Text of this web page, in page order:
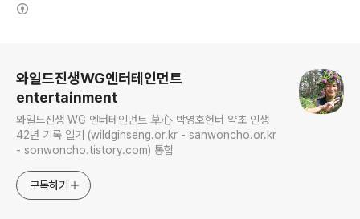
와일드진생WG엔터테인먼트
entertainment
와일드진생 WG 엔터테인먼트 草心 박영호헌터 약초 인생
42년 기록 일기 (wildginseng.or.kr - sanwoncho.or.kr
- sonwoncho.tistory.com) 통합
구독하기